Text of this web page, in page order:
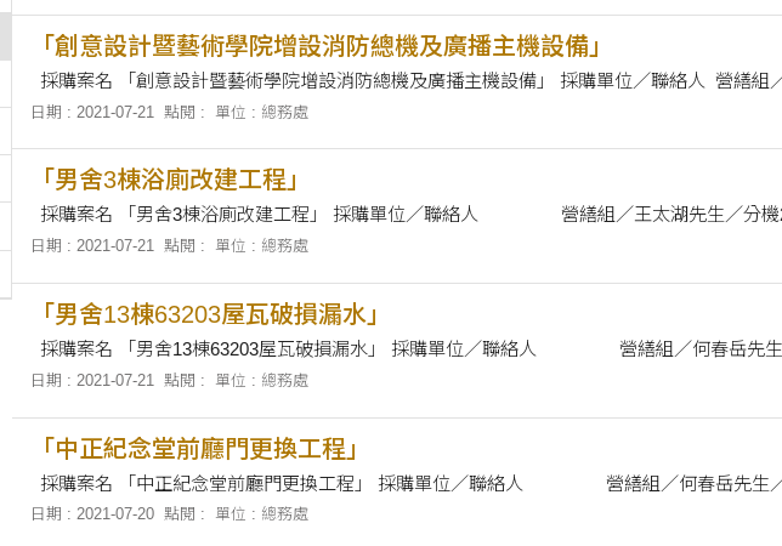
「創意設計暨藝術學院增設消防總機及廣播主機設備」
採購案名 「創意設計暨藝
日期 : 2021-07-21 點閱 : 單位 : 總務處
「男舍3棟浴廁改建工程」
採購案名 「男舍3棟浴廁改建工程」 採購單位／聯絡人 營繕組／王太湖先
日期 : 2021-07-21 點閱 : 單位 : 總務處
「男舍13棟63203屋瓦破損漏水」
採購案名 「男舍13棟63203屋瓦破損漏水」 採購單位／聯絡人 營繕
日期 : 2021-07-21 點閱 : 單位 : 總務處
「中正紀念堂前廳門更換工程」
採購案名 「中正紀念堂前廳門更換工程」 採購單位／聯絡人 營繕
日期 : 2021-07-20 點閱 : 單位 : 總務處